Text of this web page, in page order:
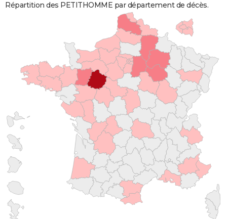
Répartition des PETITHOMME par département de décès.